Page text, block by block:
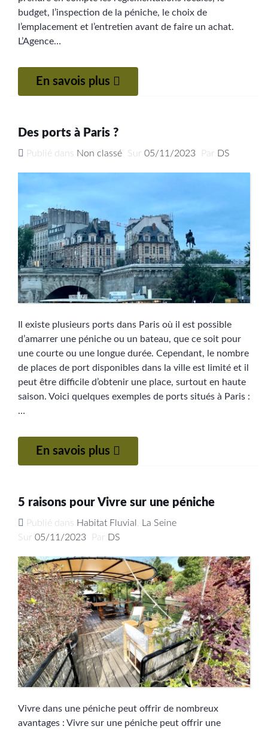
budget, l’inspection de la péniche, le choix de
l’emplacement et l’entretien avant de faire un achat.
L’Agence…
En savois plus
Des ports à Paris ?
Publié dans Non classé Sur 05/11/2023 Par DS
Il existe plusieurs ports dans Paris où il est possible
d’amarrer une péniche ou un bateau, que ce soit pour
une courte ou une longue durée. Cependant, le nombre
de places de port disponibles dans la ville est limité et il
peut être difficile d’obtenir une place, surtout en haute
saison. Voici quelques exemples de ports situés à Paris :
…
En savois plus
5 raisons pour Vivre sur une péniche
Publié dans Habitat Fluvial
La Seine
Sur 05/11/2023 Par DS
Vivre dans une péniche peut offrir de nombreux
avantages : Vivre sur une péniche peut offrir une